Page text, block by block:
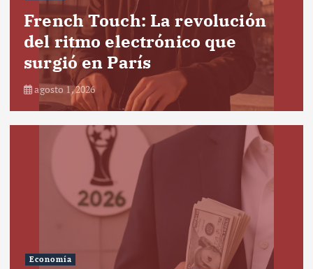
French Touch: La revolución
del ritmo electrónico que
surgió en París
agosto 1, 2026
Economía